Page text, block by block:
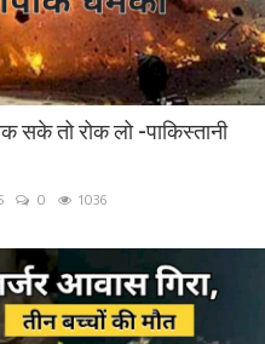
सके तो रोक लो -पाकिस्तानी
0 1036